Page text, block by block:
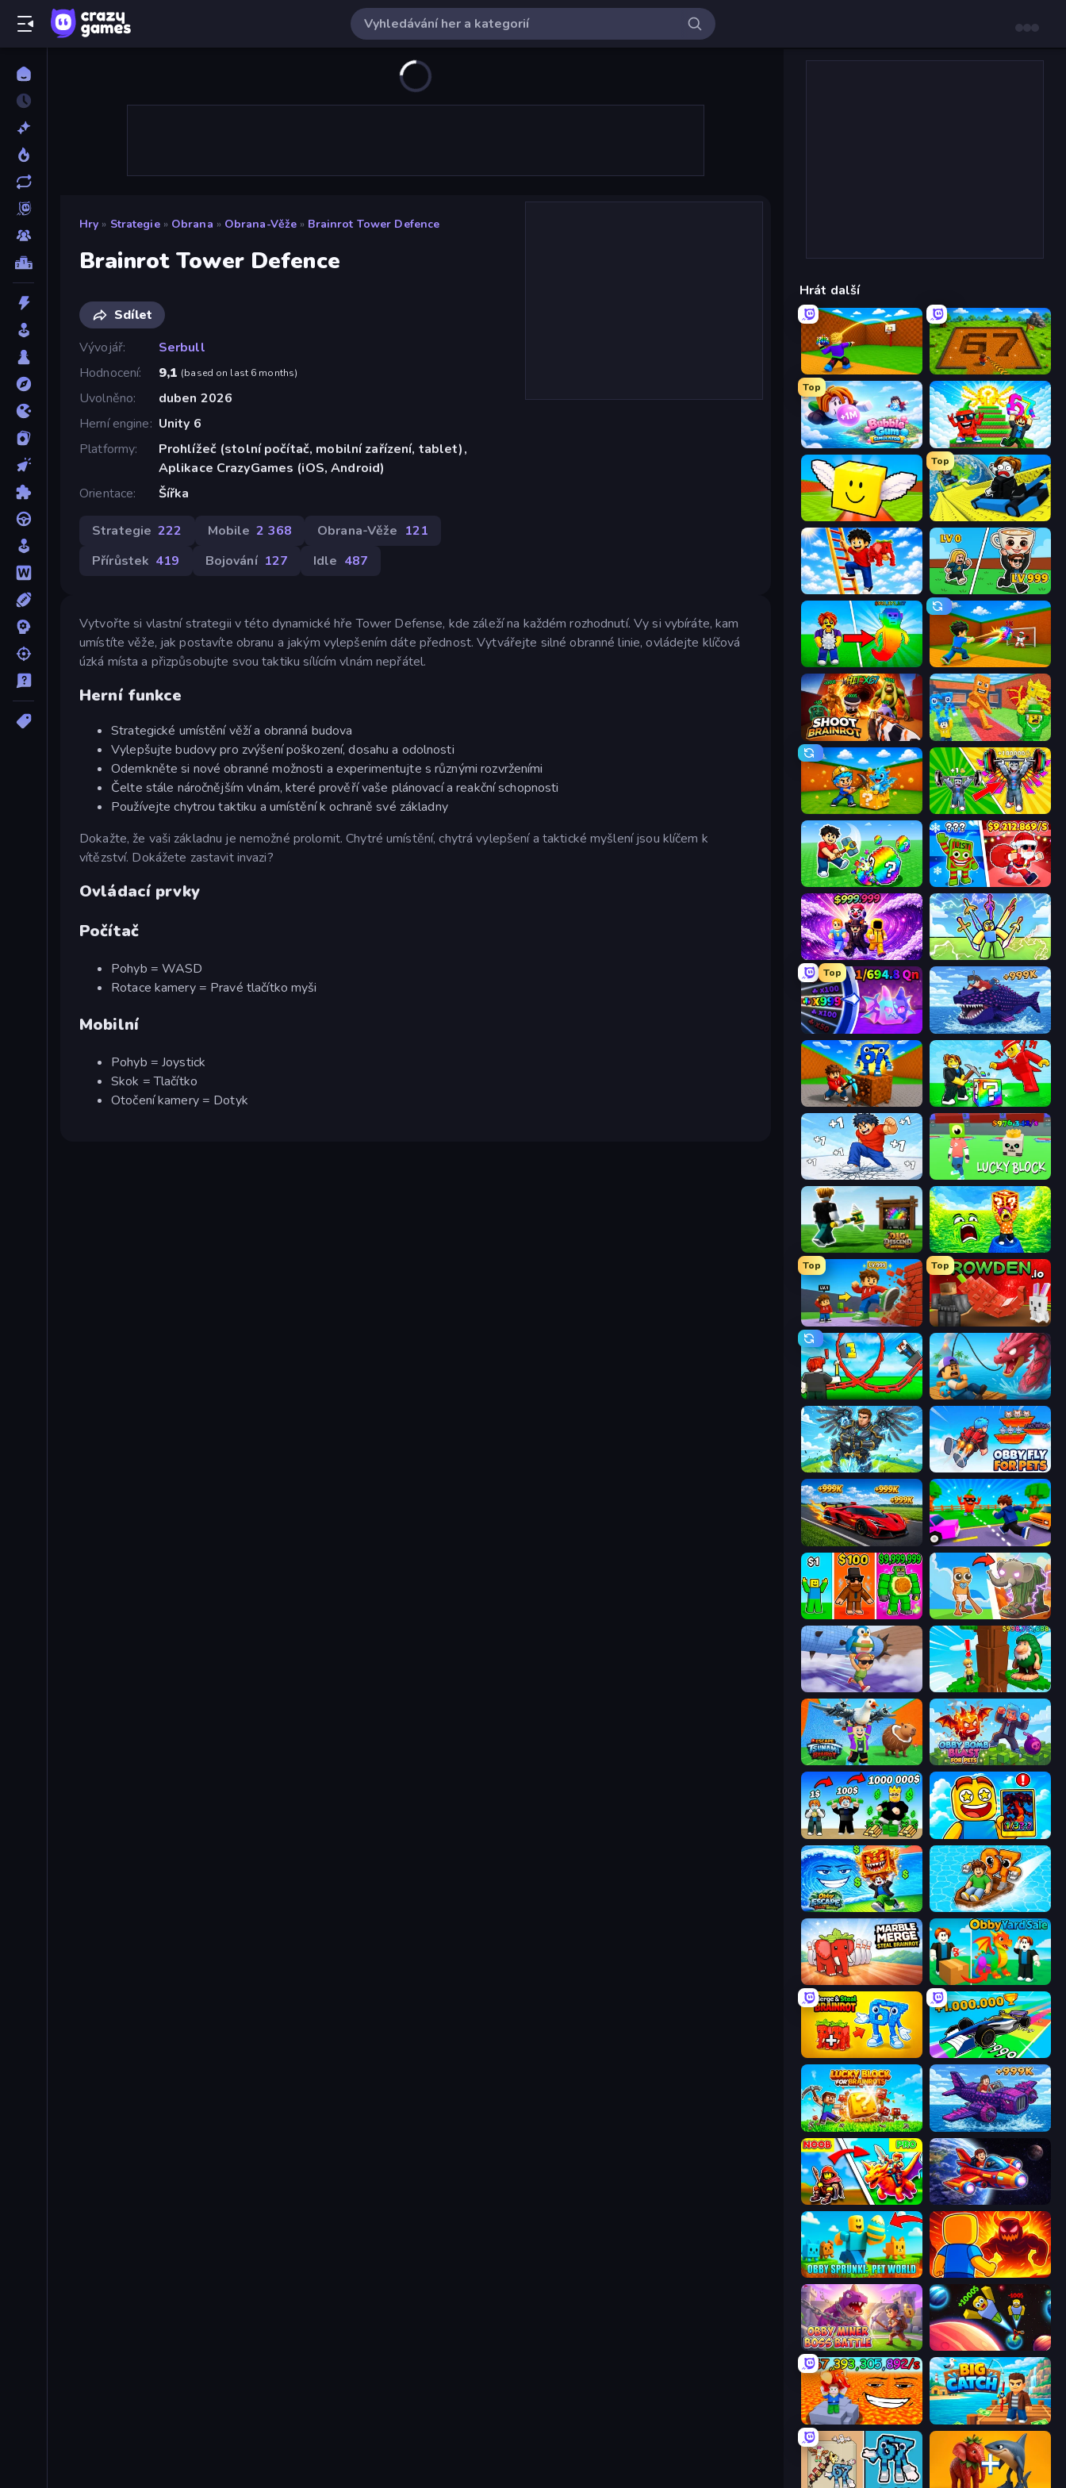
Hry » Strategie » Obrana » Obrana-Věže » Brainrot Tower Defence
Brainrot Tower Defence
Sdílet
Vývojář
Serbull
Hodnocení
9,1 (based on last 6 months)
Uvolněno
duben 2026
Herní engine
Unity 6
Platformy
Prohlížeč (stolní počítač, mobilní zařízení, tablet),
Aplikace CrazyGames (iOS, Android)
Orientace
Šířka
Strategie 222 Mobile 2 368 Obrana-Věže 121
Přírůstek 419 Bojování 127 Idle 487
Vytvořte si vlastní strategii v této dynamické hře Tower Defense, kde záleží na každém rozhodnutí. Vy si vybíráte, kam
umístíte věže, jak postavíte obranu a jakým vylepšením dáte přednost. Vytvářejte silné obranné linie, ovládejte klíčová
úzká místa a přizpůsobujte svou taktiku sílícím vlnám nepřátel.
Herní funkce
Strategické umístění věží a obranná budova
Vylepšujte budovy pro zvýšení poškození, dosahu a odolnosti
Odemkněte si nové obranné možnosti a experimentujte s různými rozvrženími
Čelte stále náročnějším vlnám, které prověří vaše plánovací a reakční schopnosti
Používejte chytrou taktiku a umístění k ochraně své základny
Dokažte, že vaši základnu je nemožné prolomit. Chytré umístění, chytrá vylepšení a taktické myšlení jsou klíčem k
vítězství. Dokážete zastavit invazi?
Ovládací prvky
Počítač
Pohyb = WASD
Rotace kamery = Pravé tlačítko myši
Mobilní
Pohyb = Joystick
Skok = Tlačítko
Otočení kamery = Dotyk
Hrát další
Throw a Lucky Block Obby: Dig Brainrots
Top
Bubble Gum Simulator Run and Jump for Brainrot
Lucky Brainrot Blocks Online
Top
Cart Ride Danger Mount
Ladder to Brainhot: Climb Brainrot Arena Online
Collect Brainrot Egg Baseball For Brainrot
Shoot Brainrot Catch Brainrots From Bosses
Escape Cave For Brainrot Obby: Gym Simulator, Escape
Break a Lucky Egg Brainrots Plants vs Brain Zombies
Obby - BrainWave Obby vs Brainrot
Top
Meeland.io Obby Fish Challenge: Ride
Obby: Break Rocks For Brainrots
Break a Skyscraper Lucky Block
Dig and Descend: Obby Mine Save Memerots: Acid Lava lake
Top
Obby: +1 Click Wall Breaker
Top
Grow A Garden | Growden.io
Build a Rollercoaster: Simulator Fish It Now
Obby: Pull a Sword Obby Fly For Pets
Robby: Cross the Road for Brainrot
Obby Brainrot Merge Brainrot Evolution
BrainZombie Log Escape Steal Beanstalk for Brainrots
Escape Tsunami Brainrot Obby Bomb Blast For Pets
Obby Tycoon Build the City Obby Cards: The Legend Hunt
Obby Escape from Tsunami Brainrot Float for Brainrots
Marble Merge: Steal Brainrot Game Obby Yard Sale
Merge & Steal Brainrot Obby Car Challenge: Drive
Lucky Blocks for Brainrots Obby Plane Power Challenge: Fly
Battle of Knights: Robby and Dragons Obby Space Challenge: Starships
Obby Sprunki: Pet World Obby: Legendary Dragon
Obby Miner: Boss Battle Obby: +1 to Spaceflight Altitude
Escape Lava for Brainrots! Big Catch